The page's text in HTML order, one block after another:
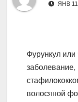
ЯНВ
Фурункул
волосяной